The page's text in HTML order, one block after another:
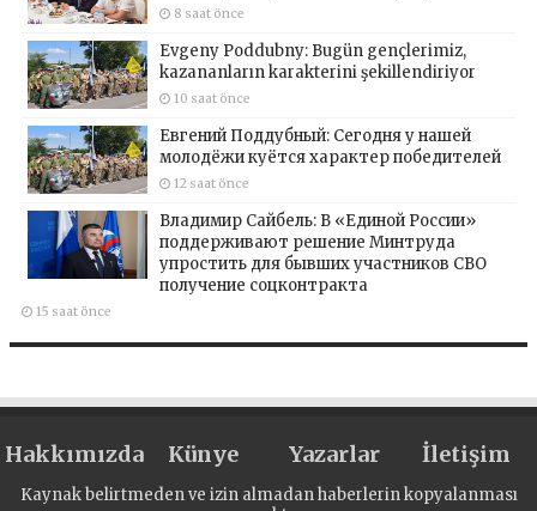
8 saat önce
Evgeny Poddubny: Bugün gençlerimiz,
kazananların karakterini şekillendiriyor
10 saat önce
Евгений Поддубный: Сегодня у нашей
молодёжи куётся характер победителей
12 saat önce
Владимир Сайбель: В «Единой России»
поддерживают решение Минтруда
упростить для бывших участников СВО
получение соцконтракта
15 saat önce
Hakkımızda Künye Yazarlar İletişim
Kaynak belirtmeden ve izin almadan haberlerin kopyalanması